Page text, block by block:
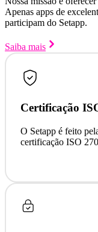
Apenas apps de
participam do Setapp.
Saiba mais
Certificação
O Setapp é feito
certificação ISO